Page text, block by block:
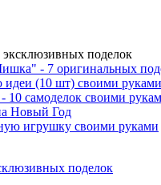
поделок
- 7 оригинальных
(10 шт) своими руками
самоделок своими
Новый Год
игрушку своими руками